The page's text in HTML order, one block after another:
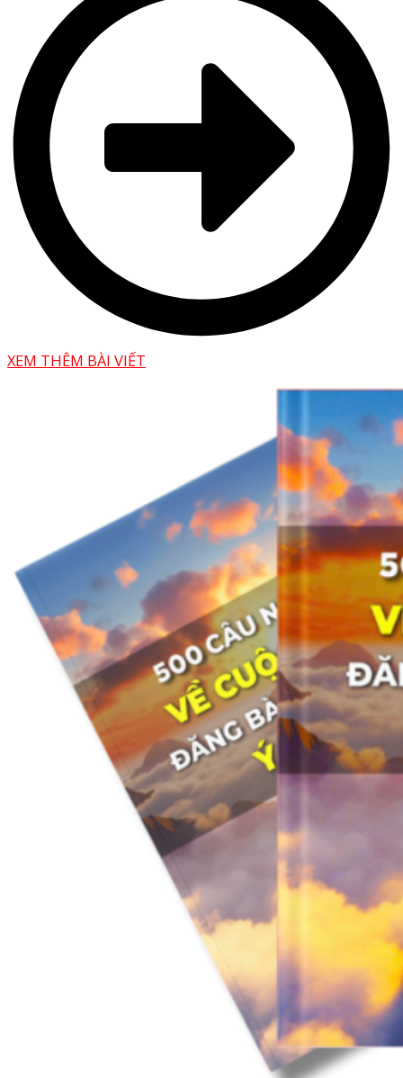
XEM THÊM BÀI VIẾT